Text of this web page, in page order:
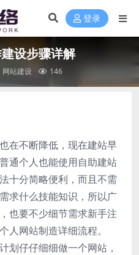
登录
设步骤详解
网站建设 146
在不断降低，现在建站早
通个人也能使用自助建站
十分简略便利，而且不需
求什么技能知识，所以广
也要不少细节需求新手注
人网站制造详细流程。
划仔仔细细做一个网站，